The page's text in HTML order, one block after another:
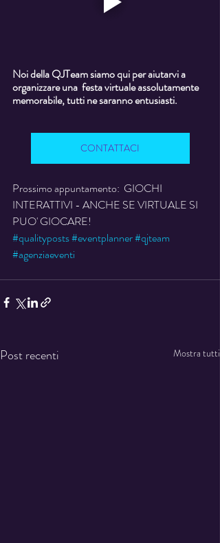
Noi della QJTeam siamo qui per aiutarvi a
organizzare una  festa virtuale assolutamente
memorabile, tutti ne saranno entusiasti.
CONTATTACI
Prossimo appuntamento:  GIOCHI
INTERATTIVI - ANCHE SE VIRTUALE SI
PUO' GIOCARE!
#qualityposts#eventplanner#qjteam
#agenziaeventi
Post recenti Mostra tutti